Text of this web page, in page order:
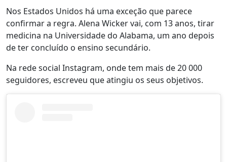
Nos Estados Unidos há uma exceção que parece
confirmar a regra. Alena Wicker vai, com 13 anos, tirar
medicina na Universidade do Alabama, um ano depois
de ter concluído o ensino secundário.
Na rede social Instagram, onde tem mais de 20 000
seguidores, escreveu que atingiu os seus objetivos.